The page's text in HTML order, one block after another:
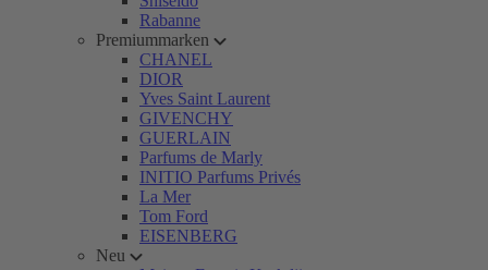
Rabanne
Premiummarken
CHANEL
DIOR
Yves Saint Laurent
GIVENCHY
GUERLAIN
Parfums de Marly
INITIO Parfums Privés
La Mer
Tom Ford
EISENBERG
Neu